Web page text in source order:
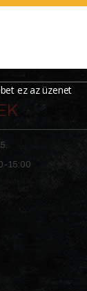
15:00
ez az üzenet